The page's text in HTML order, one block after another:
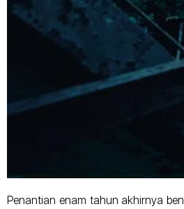
Penantian enam tahun akhirnya